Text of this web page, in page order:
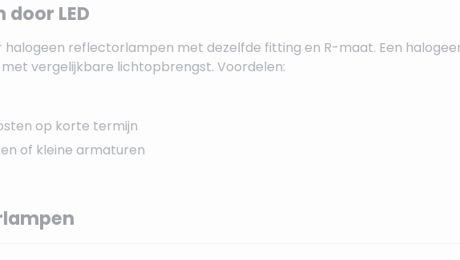
LED
reflectorlampen met dezelfde fitting en R-maat. Een
met vergelijkbare lichtopbrengst. Voordelen:
op korte termijn
of kleine armaturen